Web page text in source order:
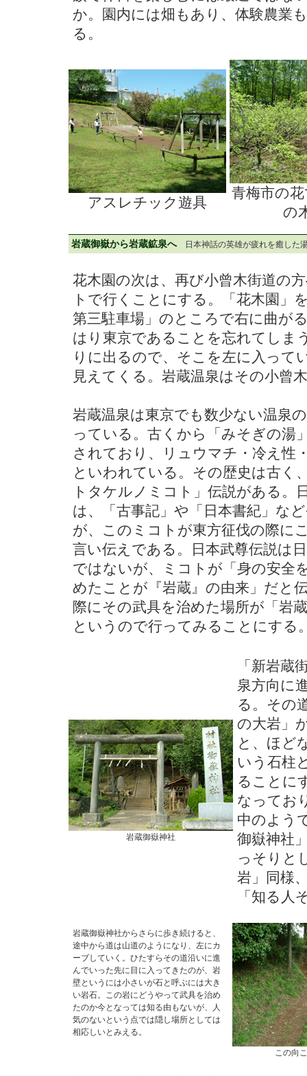
か。園内には畑もあり、体験農業
る。
アスレチック遊具
青梅市の
の
岩蔵御嶽から岩蔵鉱泉へ 日本神話の英雄が疲れを癒した
花木園の次は、再び小曾木街道の
トで行くことにする。「花木園」
第三駐車場」のところで右に曲が
はり東京であることを忘れてしま
りに出るので、そこを左に入って
見えてくる。岩蔵温泉はその小曾
岩蔵温泉は東京でも数少ない温泉
っている。古くから「みそぎの湯
されており、リュウマチ・冷え性
といわれている。その歴史は古く
トタケルノミコト」伝説がある。
は、「古事記」や「日本書紀」な
が、このミコトが東方征伐の際に
言い伝えである。日本武尊伝説は
ではないが、ミコトが「身の安全
めたことが『岩蔵』の由来」だと
際にその武具を治めた場所が「岩
というので行ってみることにする
岩蔵御嶽神社
「新岩蔵
泉方向に
る。その
の大岩」
と、ほど
いう石柱
ることに
なってお
中のよう
御嶽神社
っそりと
岩」同様
「知る人
岩蔵御嶽神社からさらに歩き続けると、
途中から道は山道のようになり、左にカ
ーブしていく。ひたすらその道沿いに進
んでいった先に目に入ってきたのが、岩
壁というには小さいが石と呼ぶには大き
い岩石。この岩にどうやって武具を治め
たのか今となっては知る由もないが、人
気のないという点では隠し場所としては
相応しいとみえる。
この向